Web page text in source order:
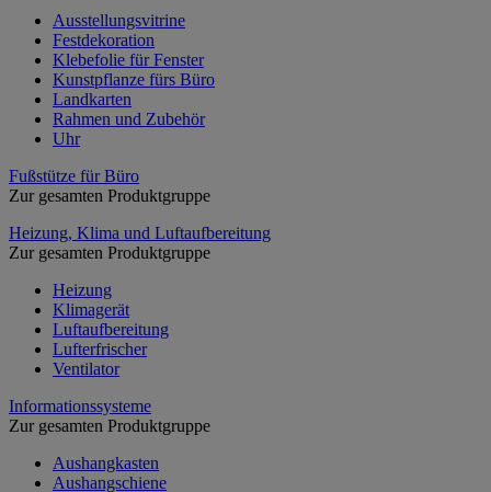
Ausstellungsvitrine
Festdekoration
Klebefolie für Fenster
Kunstpflanze fürs Büro
Landkarten
Rahmen und Zubehör
Uhr
Fußstütze für Büro
Zur gesamten Produktgruppe
Heizung, Klima und Luftaufbereitung
Zur gesamten Produktgruppe
Heizung
Klimagerät
Luftaufbereitung
Lufterfrischer
Ventilator
Informationssysteme
Zur gesamten Produktgruppe
Aushangkasten
Aushangschiene